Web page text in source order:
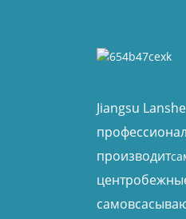
Jiangsu
производит